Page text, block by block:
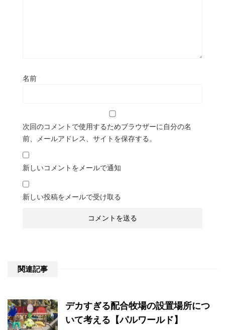
名前
次回のコメントで使用するためブラウザーに自分の名
前、メールアドレス、サイトを保存する。
新しいコメントをメールで通知
新しい投稿をメールで受け取る
関連記事
デカすぎる配合牧場の設置場所につ
いて考える【パルワールド】